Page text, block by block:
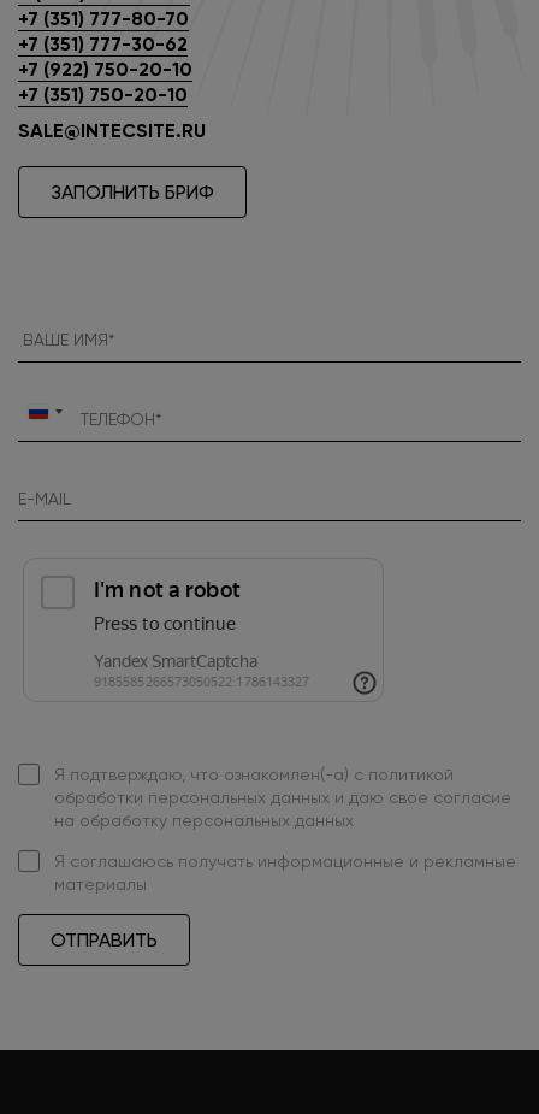
+7 (351) 777-80-70
+7 (351) 777-30-62
+7 (922) 750-20-10
+7 (351) 750-20-10
SALE@INTECSITE.RU
ЗАПОЛНИТЬ БРИФ
Россия
Я подтверждаю, что ознакомлен(-а) с политикой
обработки персональных данных и даю свое согласие
на обработку персональных данных
Я соглашаюсь получать информационные и рекламные
материалы
ОТПРАВИТЬ